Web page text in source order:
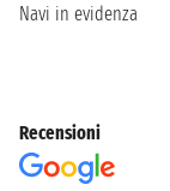
Navi in evidenza
Recensioni